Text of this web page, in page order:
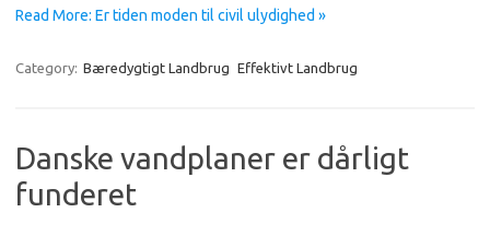
Read More: Er tiden moden til civil ulydighed »
Category: Bæredygtigt Landbrug Effektivt Landbrug
Danske vandplaner er dårligt
funderet